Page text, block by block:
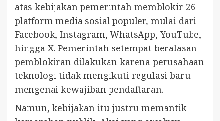
atas kebijakan pemerintah memblokir 26
platform media sosial populer, mulai dari
Facebook, Instagram, WhatsApp, YouTube,
hingga X. Pemerintah setempat beralasan
pemblokiran dilakukan karena perusahaan
teknologi tidak mengikuti regulasi baru
mengenai kewajiban pendaftaran.
Namun, kebijakan itu justru memantik